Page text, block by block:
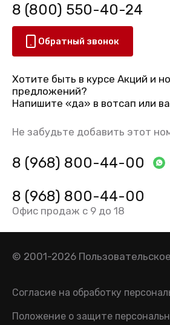
8 (800) 550-40-24
Обратный звонок
Хотите быть в курсе Акций и
предложений?
Напишите «да» в вотсап или
Не забудьте добавить этот
8 (968) 800-44-00
8 (968) 800-44-00
Офис продаж с 9 до 18
© 2001-2026
Согласие на обработку
Положение о защите